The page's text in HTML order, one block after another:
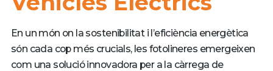
En un món on la sostenibilitat i l’eficiència energètica
són cada cop més crucials, les fotolineres emergeixen
com una solució innovadora per a la càrrega de